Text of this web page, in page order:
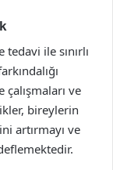
ile sınırlı
ve
bireylerin
artırmayı ve